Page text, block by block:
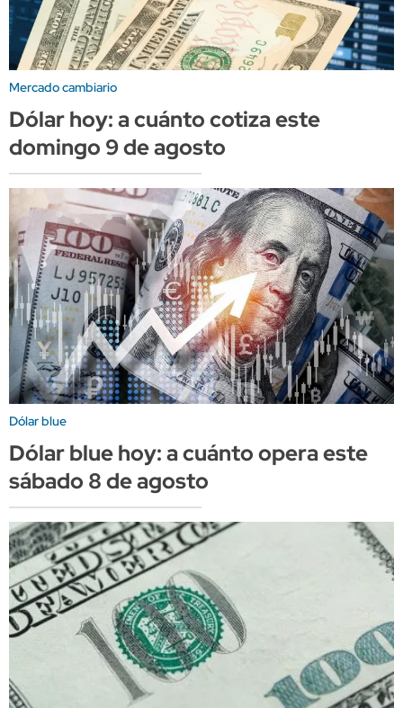
Mercado cambiario
Dólar hoy: a cuánto cotiza este
domingo 9 de agosto
Dólar blue
Dólar blue hoy: a cuánto opera este
sábado 8 de agosto